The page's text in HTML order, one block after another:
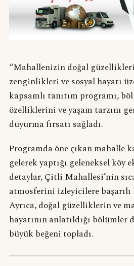
“Mahallenizin doğal
zenginlikleri ve sosyal hayatı
kapsamlı tanıtım programı,
özelliklerini ve yaşam tarzını
duyurma fırsatı sağladı.
Programda öne çıkan mahalle
gelerek yaptığı geleneksel köy
detaylar, Çitli Mahallesi’nin
atmosferini izleyicilere
Ayrıca, doğal güzelliklerin ve
hayatının anlatıldığı bölümler
büyük beğeni topladı.